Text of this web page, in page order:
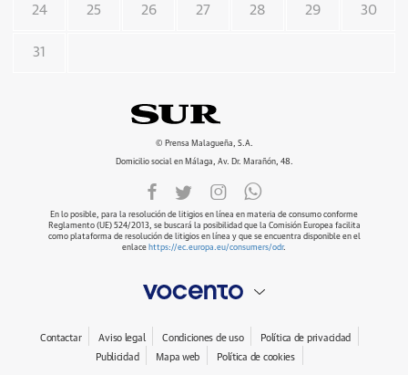
24 25 26 27 28 29 30
31
© Prensa Malagueña, S.A.
Domicilio social en Málaga, Av. Dr. Marañón, 48.
En lo posible, para la resolución de litigios en línea en materia de consumo conforme
Reglamento (UE) 524/2013, se buscará la posibilidad que la Comisión Europea facilita
como plataforma de resolución de litigios en línea y que se encuentra disponible en el
enlace https://ec.europa.eu/consumers/odr.
Contactar Aviso legal Condiciones de uso
Política de privacidad
Publicidad
Mapa web Política de cookies